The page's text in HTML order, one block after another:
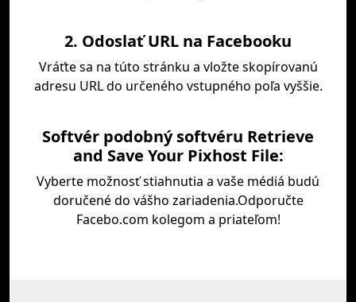
2. Odoslať URL na Facebooku
Vráťte sa na túto stránku a vložte skopírovanú
adresu URL do určeného vstupného poľa vyššie.
Softvér podobný softvéru Retrieve
and Save Your Pixhost File:
Vyberte možnosť stiahnutia a vaše médiá budú
doručené do vášho zariadenia.Odporučte
Facebo.com kolegom a priateľom!